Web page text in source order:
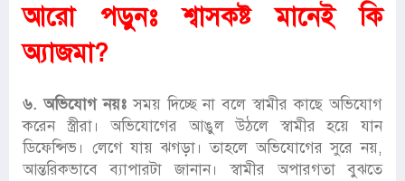
আরো পড়ুনঃশ্বাসকষ্ট মানেই কি
অ্যাজমা?
৬. অভিযোগ নয়ঃসময় দিচ্ছে না বলে স্বামীর কাছে অভিযোগ
করেন স্ত্রীরা। অভিযোগের আঙুল উঠলে স্বামীর হয়ে যান
ডিফেন্সিভ। লেগে যায় ঝগড়া। তাহলে অভিযোগের সুরে নয়,
আন্তরিকভাবে ব্যাপারটা জানান। স্বামীর অপারগতা বুঝতে